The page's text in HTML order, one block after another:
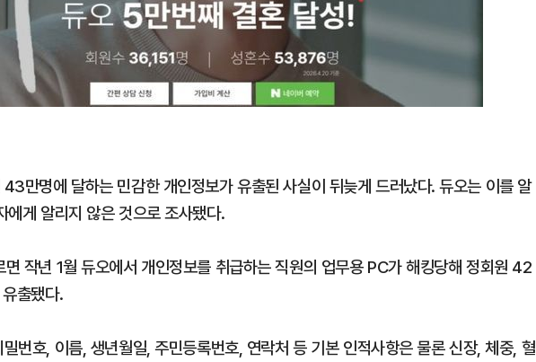
만명에 달하는 민감한 개인정보가 유출된 사실이 뒤늦게 드러났다. 듀오는 이를 알
게 알리지 않은 것으로 조사됐다.
작년 1월 듀오에서 개인정보를 취급하는 직원의 업무용 PC가 해킹당해 정회원 42
출됐다.
번호, 이름, 생년월일, 주민등록번호, 연락처 등 기본 인적사항은 물론 신장, 체중, 혈